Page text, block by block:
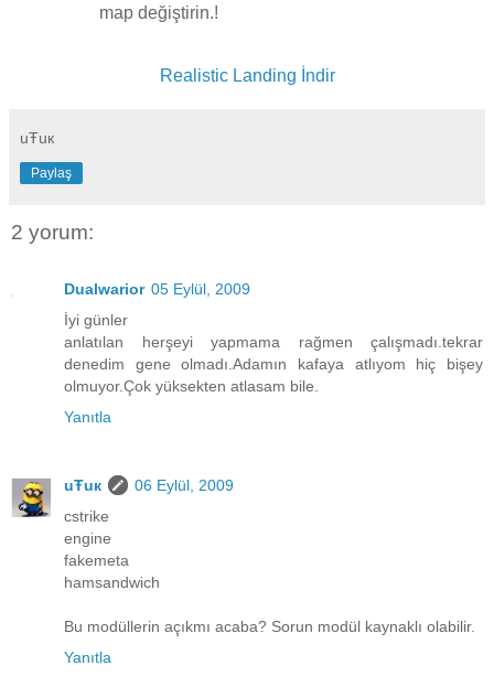
map değiştirin.!
Realistic Landing İndir
uŦuк
Paylaş
2 yorum:
Dualwarior 05 Eylül, 2009
İyi günler
anlatılan herşeyi yapmama rağmen çalışmadı.tekrar
denedim gene olmadı.Adamın kafaya atlıyom hiç bişey
olmuyor.Çok yüksekten atlasam bile.
Yanıtla
uŦuк
06 Eylül, 2009
cstrike
engine
fakemeta
hamsandwich
Bu modüllerin açıkmı acaba? Sorun modül kaynaklı olabilir.
Yanıtla